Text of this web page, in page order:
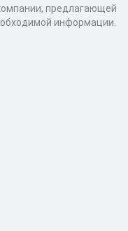
предлагающей
информации.